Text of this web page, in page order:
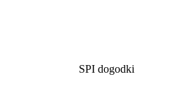
SPI dogodki